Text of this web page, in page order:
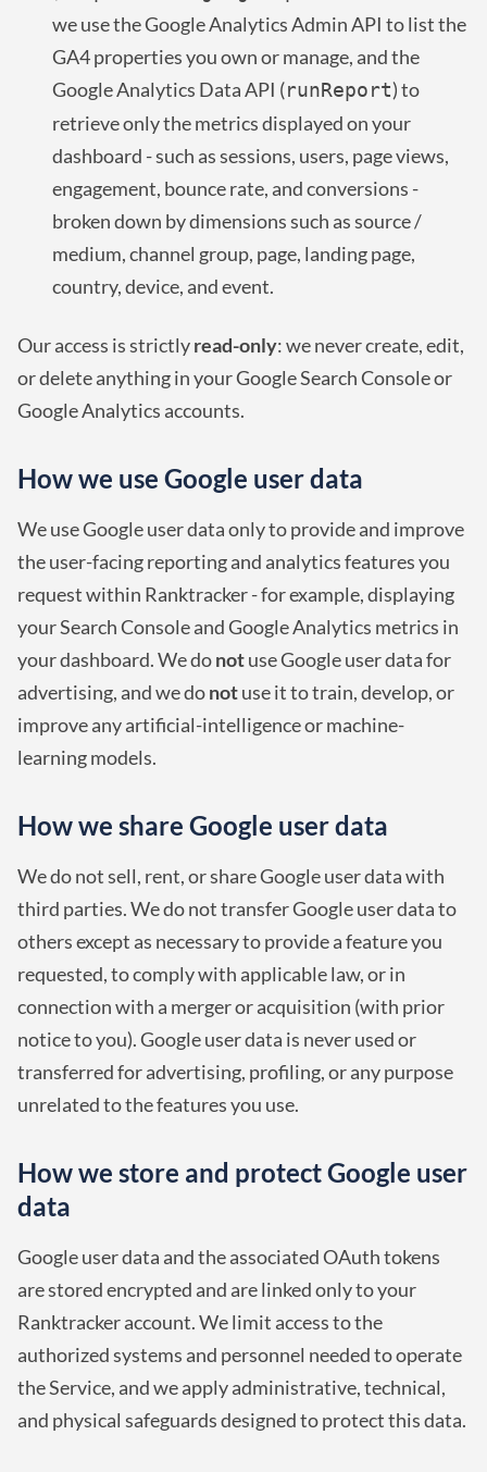
we use the Google Analytics Admin API to list the
GA4 properties you own or manage, and the
Google Analytics Data API (runReport) to
retrieve only the metrics displayed on your
dashboard - such as sessions, users, page views,
engagement, bounce rate, and conversions -
broken down by dimensions such as source /
medium, channel group, page, landing page,
country, device, and event.
Our access is strictlyread-only: we never create, edit,
or delete anything in your Google Search Console or
Google Analytics accounts.
How we use Google user data
We use Google user data only to provide and improve
the user-facing reporting and analytics features you
request within Ranktracker - for example, displaying
your Search Console and Google Analytics metrics in
your dashboard. We donotuse Google user data for
advertising, and we donotuse it to train, develop, or
improve any artificial-intelligence or machine-
learning models.
How we share Google user data
We do not sell, rent, or share Google user data with
third parties. We do not transfer Google user data to
others except as necessary to provide a feature you
requested, to comply with applicable law, or in
connection with a merger or acquisition (with prior
notice to you). Google user data is never used or
transferred for advertising, profiling, or any purpose
unrelated to the features you use.
How we store and protect Google user
data
Google user data and the associated OAuth tokens
are stored encrypted and are linked only to your
Ranktracker account. We limit access to the
authorized systems and personnel needed to operate
the Service, and we apply administrative, technical,
and physical safeguards designed to protect this data.